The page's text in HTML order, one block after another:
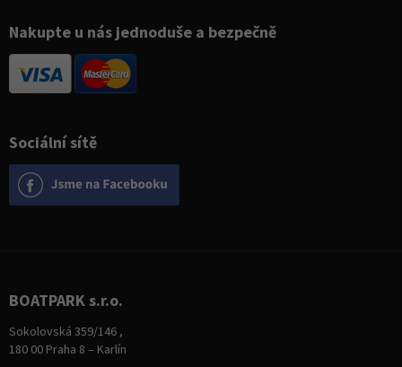
Sociální sítě
Nakupte u nás jednoduše a bezpečně
BOATPARK s.r.o.
Sokolovská 359/146 ,
180 00 Praha 8 – Karlín